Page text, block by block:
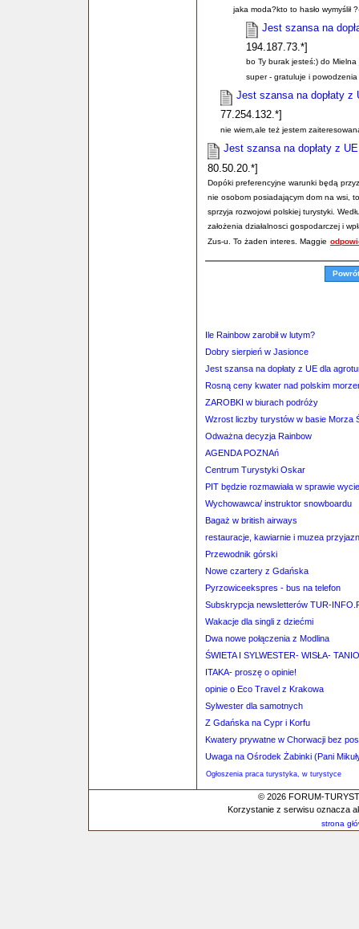
jaka moda?kto to hasło wymyślił
Jest szansa na
194.187.73.*]
bo Ty burak jesteś:) do
super - gratuluje i powodzenia
Jest szansa na dopłaty z
77.254.132.*]
nie wiem,ale też jestem
Jest szansa na dopłaty z
80.50.20.*]
Dopóki preferencyjne warunki będą
nie osobom posiadającym dom na wsi,
sprzyja rozwojowi polskiej turystyki.
założenia działalnosci gospodarczej i
Zus-u. To żaden interes. Maggie
Ile Rainbow zarobił w lutym?
Dobry sierpień w Jasionce
Jest szansa na dopłaty z UE dla
Rosną ceny kwater nad polskim
ZAROBKI w biurach podróży
Wzrost liczby turystów w basie Morza
Odważna decyzja Rainbow
AGENDA POZNAń
Centrum Turystyki Oskar
PIT będzie rozmawiała w sprawie
Wychowawca/ instruktor snowboardu
Bagaż w british airways
restauracje, kawiarnie i muzea
Przewodnik górski
Nowe czartery z Gdańska
Pyrzowiceekspres - bus na telefon
Subskrypcja newsletterów TUR-
Wakacje dla singli z dziećmi
Dwa nowe połączenia z Modlina
ŚWIETA I SYLWESTER- WISŁA- TANIO
ITAKA- proszę o opinie!
opinie o Eco Travel z Krakowa
Sylwester dla samotnych
Z Gdańska na Cypr i Korfu
Kwatery prywatne w Chorwacji bez
Uwaga na Ośrodek Żabinki (Pani
Ogłoszenia praca turystyka, w turystyce
© 2026 FORUM-
Korzystanie z serwisu oznacza
strona